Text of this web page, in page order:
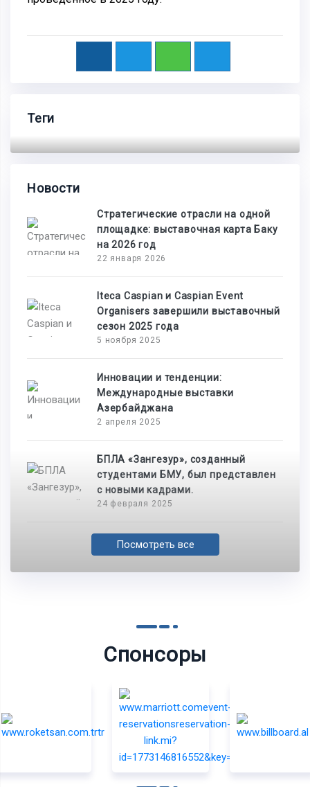
Теги
Новости
Стратегические отрасли на одной
площадке: выставочная карта Баку
на 2026 год
22 января 2026
Iteca Caspian и Caspian Event
Organisers завершили выставочный
сезон 2025 года
5 ноября 2025
Инновации и тенденции:
Международные выставки
Азербайджана
2 апреля 2025
БПЛА «Зангезур», созданный
студентами БМУ, был представлен
с новыми кадрами.
24 февраля 2025
Посмотреть все
Спонсоры